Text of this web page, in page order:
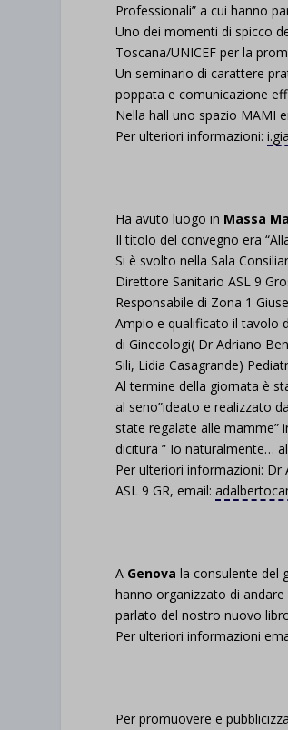
Professionali” a cui hanno
Uno dei momenti di spicco
Toscana/UNICEF per la
Un seminario di carattere
poppata e comunicazione
Nella hall uno spazio MAMI
Per ulteriori informazioni:
Ha avuto luogo in Massa
Il titolo del convegno era
Si è svolto nella Sala
Direttore Sanitario ASL 9
Responsabile di Zona 1
Ampio e qualificato il tavolo
di Ginecologi( Dr Adriano
Sili, Lidia Casagrande)
Al termine della giornata è
al seno”ideato e realizzato
state regalate alle mamme”
dicitura ” Io naturalmente…
Per ulteriori informazioni: Dr
ASL 9 GR, email:
A Genova la consulente del
hanno organizzato di
parlato del nostro nuovo
Per ulteriori informazioni
Per promuovere e